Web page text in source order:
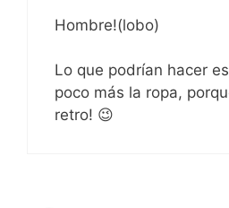
Hombre!(lobo)
Lo que podrían hacer
poco más la ropa,
retro! 😉